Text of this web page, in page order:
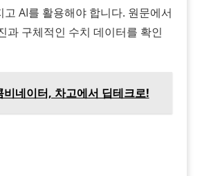
고 AI를 활용해야 합니다. 원문에서
과 구체적인 수치 데이터를 확인
비네이터, 차고에서 딥테크로!